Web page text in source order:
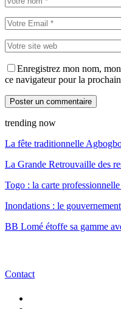
Enregistrez mon nom,
ce navigateur pour la
trending now
La fête traditionnelle
La Grande Retrouvaille des
Togo : la carte
Inondations : le
BB Lomé étoffe sa gamme
Contact